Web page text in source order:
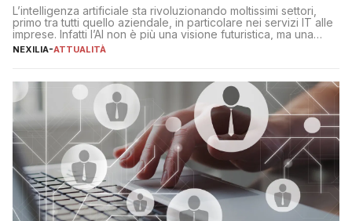
L’intelligenza artificiale sta rivoluzionando moltissimi settori,
primo tra tutti quello aziendale, in particolare nei servizi IT alle
imprese. Infatti l’AI non è più una visione futuristica, ma una
realtà operativa che sta portando a un cambio significativo in
operazioni, bensì comporta […]
NEXILIA-ATTUALITÀ